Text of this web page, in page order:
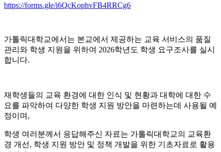
https://forms.gle/i6QcKophvFB4RRCg6
가톨릭대학교에서는 본교에서 제공하는 교육 서비스의 품질
관리와 학생 지원을 위하여 2026학년도 학생 요구조사를 실시
합니다.
재학생들의 교육 환경에 대한 인식 및 현황과 대학에 대한 수
요를 파악하여 다양한 학생 지원 방안을 마련하는데 사용될 예
정이며,
학생 여러분께서 응답해주신 자료는 가톨릭대학교의 교육환
경 개선, 학생 지원 방안 및 정책 개발을 위한 기초자료로 활용